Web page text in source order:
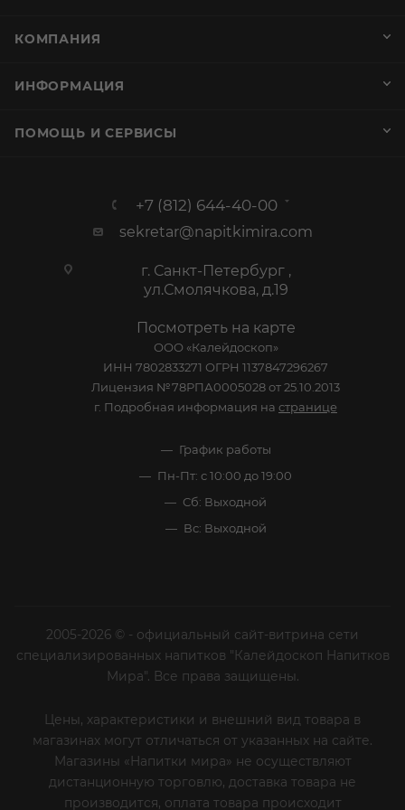
КОМПАНИЯ
ИНФОРМАЦИЯ
ПОМОЩЬ И СЕРВИСЫ
+7 (812) 644-40-00
sekretar@napitkimira.com
г. Санкт-Петербург ,
ул.Смолячкова, д.19
Посмотреть на карте
ООО «Калейдоскоп»
ИНН 7802833271 ОГРН 1137847296267
Лицензия №78РПА0005028 от 25.10.2013
г. Подробная информация на странице
График работы
Пн-Пт: с 10:00 до 19:00
Сб: Выходной
Вс: Выходной
2005-2026 © - официальный сайт-витрина сети
специализированных напитков "Калейдоскоп Напитков
Мира". Все права защищены.
Цены, характеристики и внешний вид товара в
магазинах могут отличаться от указанных на сайте.
Магазины «Напитки мира» не осуществляют
дистанционную торговлю, доставка товара не
производится, оплата товара происходит